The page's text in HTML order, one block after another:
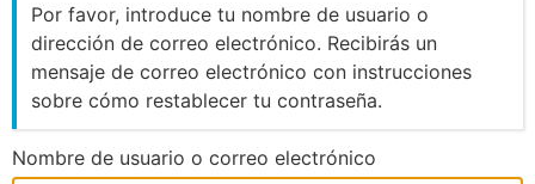
Por favor, introduce tu nombre de usuario o
dirección de correo electrónico. Recibirás un
mensaje de correo electrónico con instrucciones
sobre cómo restablecer tu contraseña.
Nombre de usuario o correo electrónico